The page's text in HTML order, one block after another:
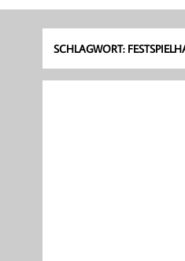
SCHLAGWORT: